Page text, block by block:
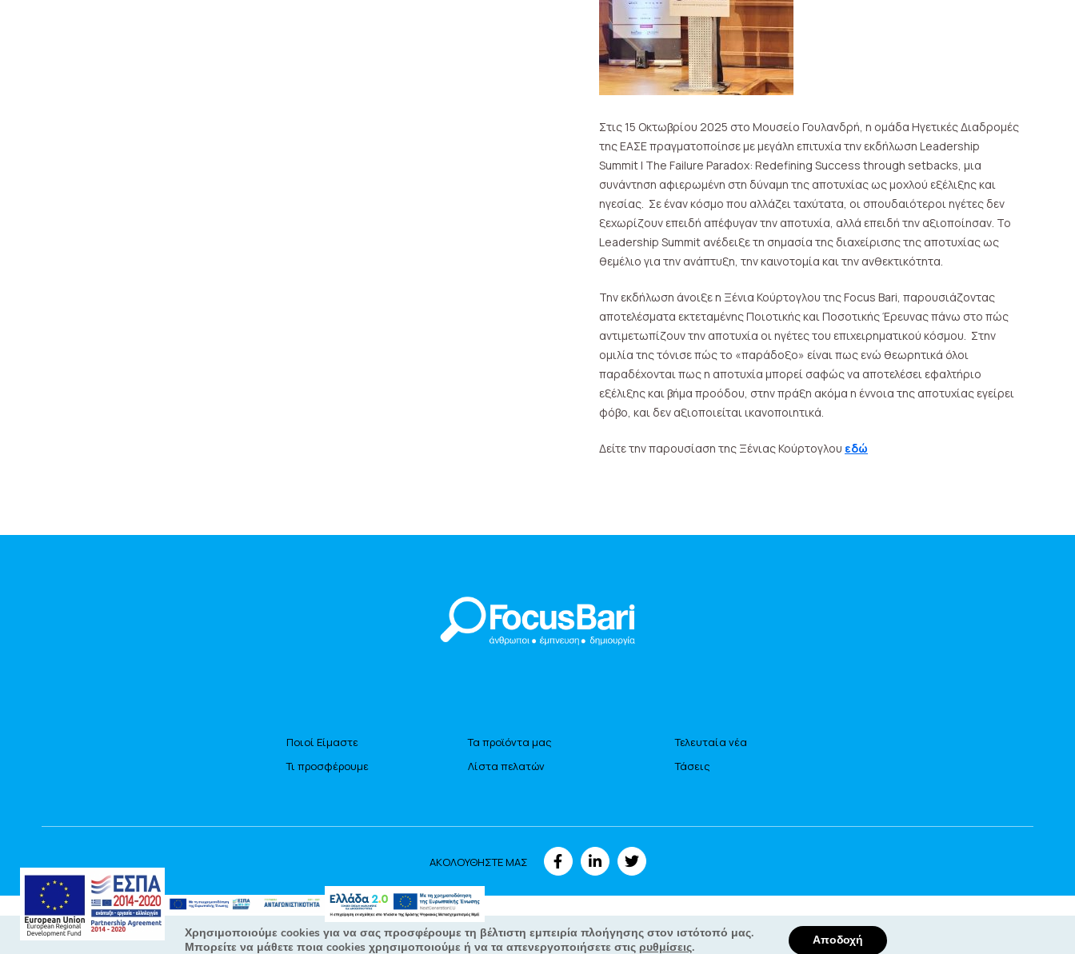
Στις 15 Οκτωβρίου 2025 στο Μουσείο Γουλανδρή, η ομάδα Ηγετικές Διαδρομές
της ΕΑΣΕ πραγματοποίησε με μεγάλη επιτυχία την εκδήλωση Leadership
Summit | The Failure Paradox: Redefining Success through setbacks, μια
συνάντηση αφιερωμένη στη δύναμη της αποτυχίας ως μοχλού εξέλιξης και
ηγεσίας. Σε έναν κόσμο που αλλάζει ταχύτατα, οι σπουδαιότεροι ηγέτες δεν
ξεχωρίζουν επειδή απέφυγαν την αποτυχία, αλλά επειδή την αξιοποίησαν. Το
Leadership Summit ανέδειξε τη σημασία της διαχείρισης της αποτυχίας ως
θεμέλιο για την ανάπτυξη, την καινοτομία και την ανθεκτικότητα.
Την εκδήλωση άνοιξε η Ξένια Κούρτογλου της Focus Bari, παρουσιάζοντας
αποτελέσματα εκτεταμένης Ποιοτικής και Ποσοτικής Έρευνας πάνω στο πώς
αντιμετωπίζουν την αποτυχία οι ηγέτες του επιχειρηματικού κόσμου. Στην
ομιλία της τόνισε πώς το «παράδοξο» είναι πως ενώ θεωρητικά όλοι
παραδέχονται πως η αποτυχία μπορεί σαφώς να αποτελέσει εφαλτήριο
εξέλιξης και βήμα προόδου, στην πράξη ακόμα η έννοια της αποτυχίας εγείρει
φόβο, και δεν αξιοποιείται ικανοποιητικά.
Δείτε την παρουσίαση της Ξένιας Κούρτογλου εδώ
Ποιοί Είμαστε
Τι προσφέρουμε
Τα προϊόντα μας
Λίστα πελατών
Τελευταία νέα
Τάσεις
ΑΚΟΛΟΥΘΗΣΤΕ ΜΑΣ
All Rights Reserved © Focusbari 2022 Πολιτική Απορρήτου – GDPR
Χρησιμοποιούμε cookies για να σας προσφέρουμε τη βέλτιστη εμπειρία πλοήγησης στον ιστότοπό μας.
Μπορείτε να μάθετε ποια cookies χρησιμοποιούμε ή να τα απενεργοποιήσετε στις ρυθμίσεις. Αποδοχή